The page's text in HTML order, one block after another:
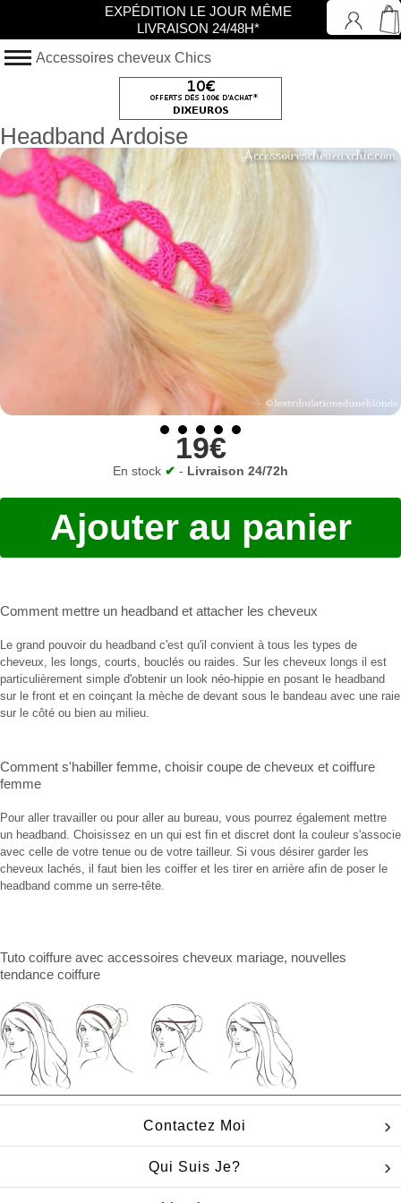
Accessoires cheveux Chics
Headband Ardoise
19€
En stock ✔ - Livraison 24/72h
Ajouter au panier
Comment mettre un headband et attacher les cheveux
Le grand pouvoir du headband c'est qu'il convient à tous les types de
cheveux, les longs, courts, bouclés ou raides. Sur les cheveux longs il est
particulièrement simple d'obtenir un look néo-hippie en posant le headband
sur le front et en coinçant la mèche de devant sous le bandeau avec une raie
sur le côté ou bien au milieu.
Comment s'habiller femme, choisir coupe de cheveux et coiffure
femme
Pour aller travailler ou pour aller au bureau, vous pourrez également mettre
un headband. Choisissez en un qui est fin et discret dont la couleur s'associe
avec celle de votre tenue ou de votre tailleur. Si vous désirer garder les
cheveux lachés, il faut bien les coiffer et les tirer en arrière afin de poser le
headband comme un serre-tête.
Tuto coiffure avec accessoires cheveux mariage, nouvelles
tendance coiffure
EXPÉDITION LE JOUR MÊME
LIVRAISON 24/48H*
Contactez Moi
Qui Suis Je?